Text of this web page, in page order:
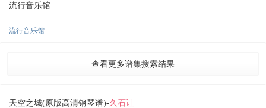
流行音乐馆
流行音乐馆
查看更多谱集搜索结果
天空之城(原版高清钢琴谱)-久石让